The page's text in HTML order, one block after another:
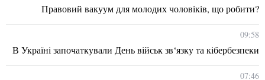
Правовий вакуум для молодих чоловіків, що робити?
09:58
В Україні започаткували День військ зв‘язку та кібербезпеки
07:46